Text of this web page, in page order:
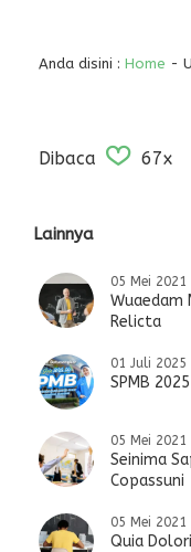
Anda disini : Home -
Dibaca 67x
Lainnya
05 Mei 2021
Wuaedam
Relicta
01 Juli 2025
SPMB 2025
05 Mei 2021
Seinima
Copassuni
05 Mei 2021
Quia